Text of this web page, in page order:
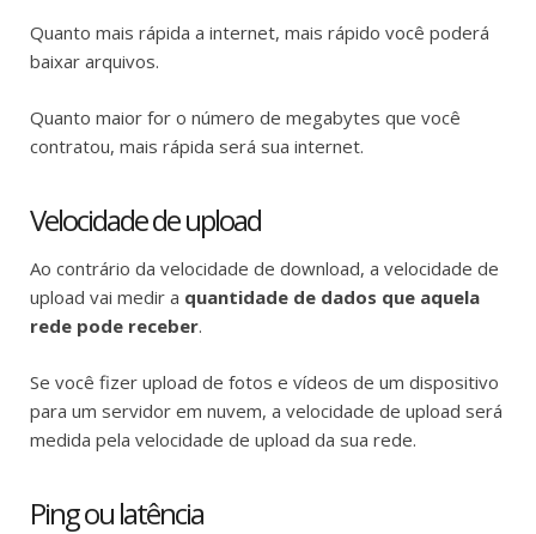
Quanto mais rápida a internet, mais rápido você poderá
baixar arquivos.
Quanto maior for o número de megabytes que você
contratou, mais rápida será sua internet.
Velocidade de upload
Ao contrário da velocidade de download, a velocidade de
upload vai medir a quantidade de dados que aquela
rede pode receber.
Se você fizer upload de fotos e vídeos de um dispositivo
para um servidor em nuvem, a velocidade de upload será
medida pela velocidade de upload da sua rede.
Ping ou latência